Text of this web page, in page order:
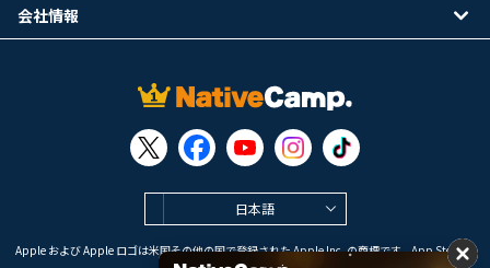
日本語
Apple および Apple ロゴは米国その他の国で登録された Apple Inc. の商標です。App Store は
会社情報